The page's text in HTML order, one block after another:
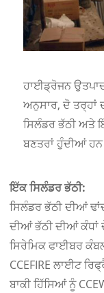
ਹਾਈਡ੍ਰੋਜਨ
ਅਨੁਸਾਰ, ਦੋ
ਸਿਲੰਡਰ ਭੱਠੀ ਅਤੇ
ਬਣਤਰਾਂ ਹੁੰਦੀਆਂ
ਇੱਕ ਸਿਲੰਡਰ ਭੱਠੀ:
ਸਿਲੰਡਰ ਭੱਠੀ ਦੀਆਂ
ਦੀਆਂ ਭੱਠੀ ਦੀਆਂ ਕੰਧਾਂ
ਸਿਰੇਮਿਕ ਫਾਈਬਰ
CCEFIRE ਲਾਈਟ
ਬਾਕੀ ਹਿੱਸਿਆਂ ਨੂੰ